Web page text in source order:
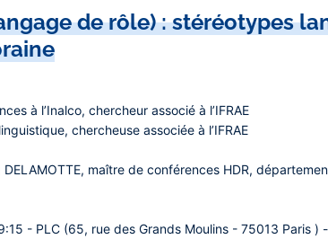
de rôle) : stéréotypes
à l’Inalco, chercheur associé à l’IFRAE
chercheuse associée à l’IFRAE
, maître de conférences HDR,
- PLC (65, rue des Grands Moulins - 75013 Paris )